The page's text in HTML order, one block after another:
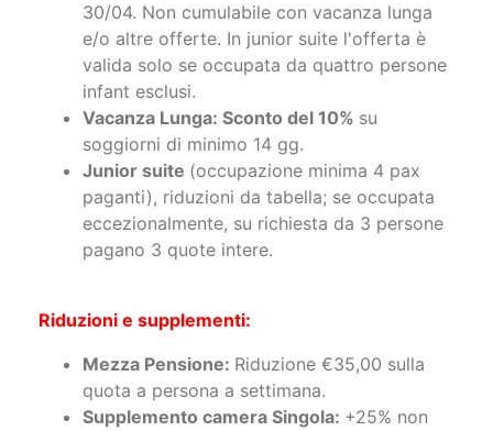
30/04. Non cumulabile con vacanza lunga
e/o altre offerte. In junior suite l'offerta è
valida solo se occupata da quattro persone
infant esclusi.
Vacanza Lunga: Sconto del 10% su
soggiorni di minimo 14 gg.
Junior suite (occupazione minima 4 pax
paganti), riduzioni da tabella; se occupata
eccezionalmente, su richiesta da 3 persone
pagano 3 quote intere.
Riduzioni e supplementi:
Mezza Pensione: Riduzione €35,00 sulla
quota a persona a settimana.
Supplemento camera Singola: +25% non